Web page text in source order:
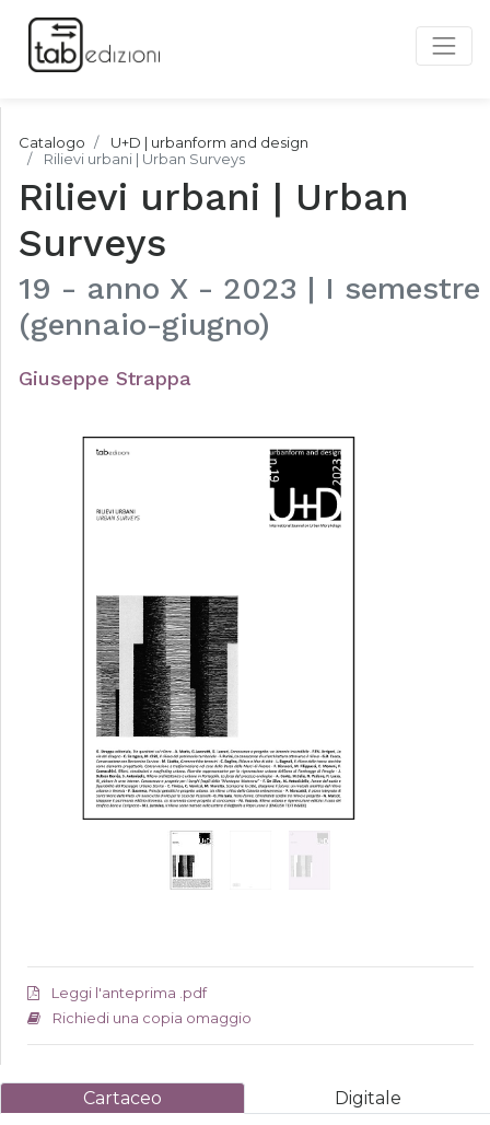
Catalogo
U+D | urbanform and design
Rilievi urbani | Urban Surveys
Rilievi urbani | Urban
Surveys
19 - anno X - 2023 | I semestre
(gennaio-giugno)
Giuseppe Strappa
Leggi l'anteprima .pdf
Richiedi una copia omaggio
Cartaceo Digitale